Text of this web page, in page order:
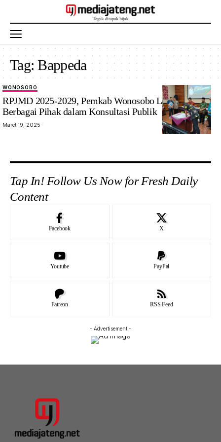
Tag:Bappeda
WONOSOBO
RPJMD 2025-2029, Pemkab Wonosobo Libatkan
Berbagai Pihak dalam Konsultasi Publik
Maret 19, 2025
Tap In! Follow Us Now for Fresh Daily
Content
Facebook X
Youtube PayPal
Patreon RSS Feed
- Advertisement -